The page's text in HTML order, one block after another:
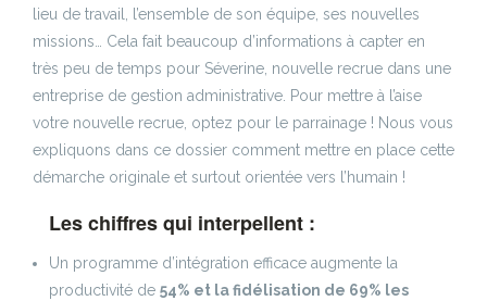
lieu de travail, l’ensemble de son équipe, ses nouvelles
missions… Cela fait beaucoup d’informations à capter en
très peu de temps pour Séverine, nouvelle recrue dans une
entreprise de gestion administrative. Pour mettre à l’aise
votre nouvelle recrue, optez pour le parrainage ! Nous vous
expliquons dans ce dossier comment mettre en place cette
démarche originale et surtout orientée vers l’humain !
Les chiffres qui interpellent :
Un programme d’intégration efficace augmente la
productivité de 54% et la fidélisation de 69% les